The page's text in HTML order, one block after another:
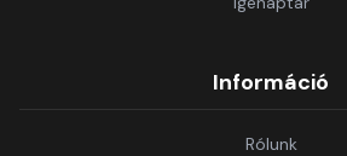
Információ
Rólunk